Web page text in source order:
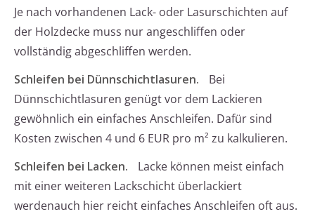
Je nach vorhandenen Lack- oder Lasurschichten auf
der Holzdecke muss nur angeschliffen oder
vollständig abgeschliffen werden.
Schleifen bei Dünnschichtlasuren.
Bei
Dünnschichtlasuren genügt vor dem Lackieren
gewöhnlich ein einfaches Anschleifen. Dafür sind
Kosten zwischen 4 und 6 EUR pro m² zu kalkulieren.
Schleifen bei Lacken.
Lacke können meist einfach
mit einer weiteren Lackschicht überlackiert
werdenauch hier reicht einfaches Anschleifen oft aus.